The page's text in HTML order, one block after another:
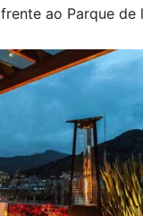
ao Parque de